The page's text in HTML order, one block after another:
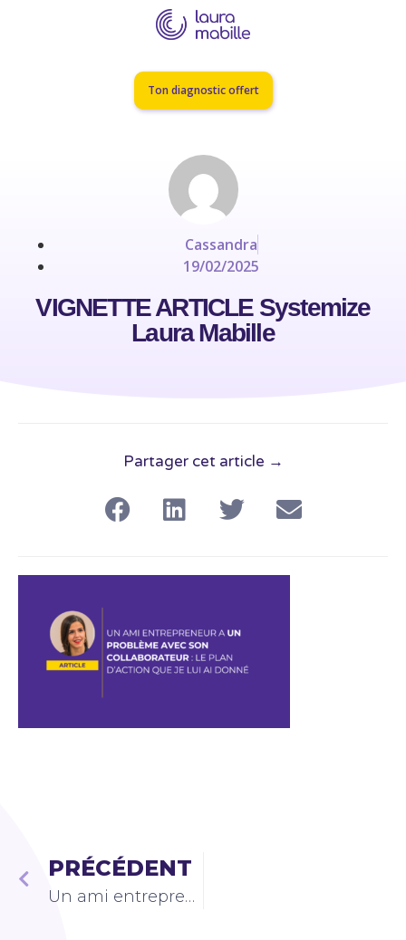
Ton diagnostic offert
Cassandra
19/02/2025
VIGNETTE ARTICLE Systemize
Laura Mabille
Partager cet article →
PRÉCÉDENT
Un ami entrepreneur a un problème avec son collaborateur : le plan d’action que je lui ai donné